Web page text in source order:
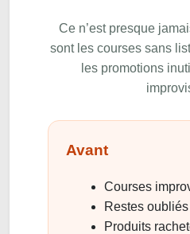
Ce n’est presque
sont les courses sans
les promotions
Avant
Courses
Restes oubliés
Produits